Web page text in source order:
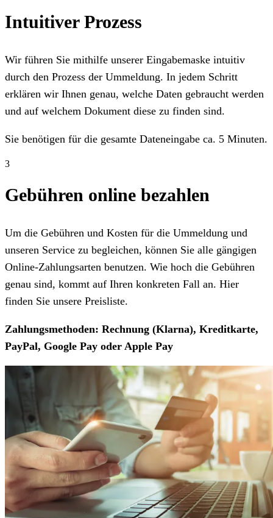
Intuitiver Prozess
Wir führen Sie mithilfe unserer Eingabemaske intuitiv
durch den Prozess der Ummeldung. In jedem Schritt
erklären wir Ihnen genau, welche Daten gebraucht werden
und auf welchem Dokument diese zu finden sind.
Sie benötigen für die gesamte Dateneingabe ca. 5 Minuten.
3
Gebühren online bezahlen
Um die Gebühren und Kosten für die Ummeldung und
unseren Service zu begleichen, können Sie alle gängigen
Online-Zahlungsarten benutzen. Wie hoch die Gebühren
genau sind, kommt auf Ihren konkreten Fall an. Hier
finden Sie unsere Preisliste.
Zahlungsmethoden: Rechnung (Klarna), Kreditkarte,
PayPal, Google Pay oder Apple Pay